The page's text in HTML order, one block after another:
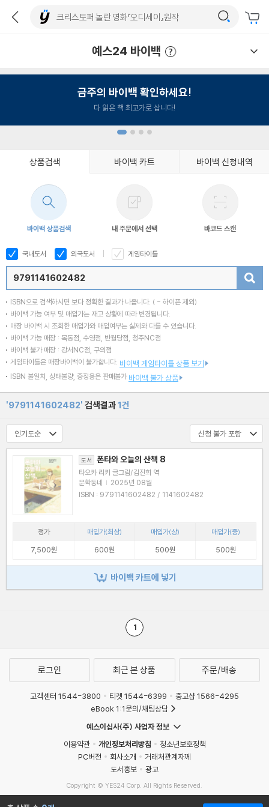
예스24 바이백
금주의 바이백 확인하세요!
다 읽은 책 최고가로 삽니다!
상품검색 바이백 카트 바이백 신청내역
바이백 상품검색 내 주문에서 선택 바코드 스캔
국내도서 외국도서 게임타이틀
ISBN으로 검색하시면 보다 정확한 결과가 나옵니다. ( - 하이픈 제외)
바이백 가능 여부 및 매입가는 재고 상황에 따라 변경됩니다.
매장 바이백 시 조회한 매입가와 매입여부는 실제와 다를 수 있습니다.
바이백 가능 매장 : 목동점, 수영점, 반월당점, 청주NC점
바이백 불가 매장 : 강서NC점, 구의점
게임타이틀은 매장바이백이 불가합니다. 바이백 게임타이틀 상품 보기
ISBN 불일치, 상태불량, 증정용은 판매불가 바이백 불가 상품
'9791141602482' 검색결과1건
도서 폰타와 오늘의 산책 8
타오카 리키 글그림/김진희 역
문학동네 | 2025년 08월
ISBN : 9791141602482 / 1141602482
정가 매입가(최상) 매입가(상)
매입가(중)
7,500원
600원 500원 500원
바이백 카트에 넣기
1
로그인 최근 본 상품 주문/배송
고객센터 1544-3800 티켓 1544-6399
중고샵 1566-4295
eBook 1:1문의/채팅상담
예스이십사(주) 사업자 정보
이용약관
개인정보처리방침
청소년보호정책
PC버전
회사소개
거래처관계자께
도서홍보
광고
Copyright © YES24 Corp. All Rights Reserved.
MATOM5